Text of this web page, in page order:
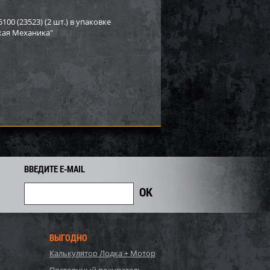
для снегохода BRP
Бампер Arctic Cat/Yamaha SM-
12517
8 919
671 Экономия
Cat/Yamaha SM-
Бампер BRP SM-12022
(23523) (2 шт.) в упаковке
Механика"
ВВЕДИТЕ E-MAIL
ВЫГОДНО
Калькулятор Лодка + Мотор